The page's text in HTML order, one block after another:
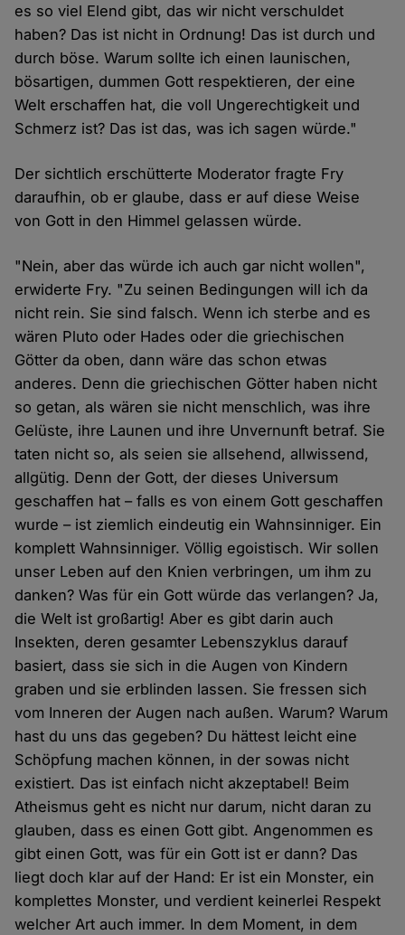
es so viel Elend gibt, das wir nicht verschuldet
haben? Das ist nicht in Ordnung! Das ist durch und
durch böse. Warum sollte ich einen launischen,
bösartigen, dummen Gott respektieren, der eine
Welt erschaffen hat, die voll Ungerechtigkeit und
Schmerz ist? Das ist das, was ich sagen würde."
Der sichtlich erschütterte Moderator fragte Fry
daraufhin, ob er glaube, dass er auf diese Weise
von Gott in den Himmel gelassen würde.
"Nein, aber das würde ich auch gar nicht wollen",
erwiderte Fry. "Zu seinen Bedingungen will ich da
nicht rein. Sie sind falsch. Wenn ich sterbe and es
wären Pluto oder Hades oder die griechischen
Götter da oben, dann wäre das schon etwas
anderes. Denn die griechischen Götter haben nicht
so getan, als wären sie nicht menschlich, was ihre
Gelüste, ihre Launen und ihre Unvernunft betraf. Sie
taten nicht so, als seien sie allsehend, allwissend,
allgütig. Denn der Gott, der dieses Universum
geschaffen hat – falls es von einem Gott geschaffen
wurde – ist ziemlich eindeutig ein Wahnsinniger. Ein
komplett Wahnsinniger. Völlig egoistisch. Wir sollen
unser Leben auf den Knien verbringen, um ihm zu
danken? Was für ein Gott würde das verlangen? Ja,
die Welt ist großartig! Aber es gibt darin auch
Insekten, deren gesamter Lebenszyklus darauf
basiert, dass sie sich in die Augen von Kindern
graben und sie erblinden lassen. Sie fressen sich
vom Inneren der Augen nach außen. Warum? Warum
hast du uns das gegeben? Du hättest leicht eine
Schöpfung machen können, in der sowas nicht
existiert. Das ist einfach nicht akzeptabel! Beim
Atheismus geht es nicht nur darum, nicht daran zu
glauben, dass es einen Gott gibt. Angenommen es
gibt einen Gott, was für ein Gott ist er dann? Das
liegt doch klar auf der Hand: Er ist ein Monster, ein
komplettes Monster, und verdient keinerlei Respekt
welcher Art auch immer. In dem Moment, in dem